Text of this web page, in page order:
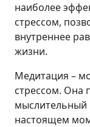
наиболее
стрессом,
внутреннее
жизни.
Медитация –
стрессом. Она
мыслительный
настоящем